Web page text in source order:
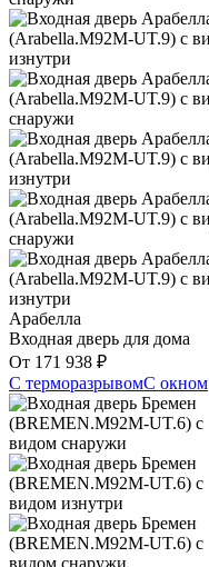
Арабелла
Входная дверь для дома
От 171 938 ₽
С терморазрывомС окном